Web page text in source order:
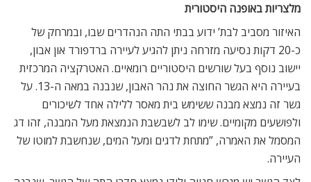
מלצריות באופנה היסטורית
האיזור מסביב לבת’ ידוע בבתי התה הנהדרים שבו, ובמרחק של
כ-20 דקות נסיעה מזרחה ניתן להגיע לעיירה ברדפורד און אבון,
יישוב נוסף בעל שורשים היסטוריים רומאיים. האטרקציה המרכזית
בעיירה היא הגשר החוצה את נהר האבון, שנבנה במאה ה-13. על
גשר זה נמצא מבנה ששימש בית מאסר ללילה אחד לשיכורים
ולפושעים מקומיים. שימו לב לשבשבת הנמצאת מעל המבנה, זהו דג
המסמל את האמרה, ”מתחת לדגים ומעל המים, שנחשבת למוטו של
העיירה.